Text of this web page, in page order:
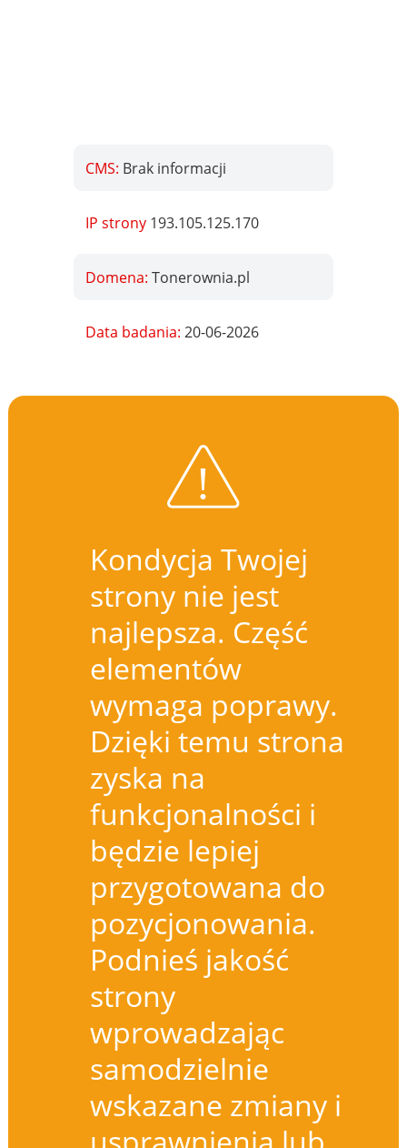
CMS: Brak informacji
IP strony 193.105.125.170
Domena:Tonerownia.pl
Data badania:20-06-2026
Kondycja Twojej
strony nie jest
najlepsza. Część
elementów
wymaga poprawy.
Dzięki temu strona
zyska na
funkcjonalności i
będzie lepiej
przygotowana do
pozycjonowania.
Podnieś jakość
strony
wprowadzając
samodzielnie
wskazane zmiany i